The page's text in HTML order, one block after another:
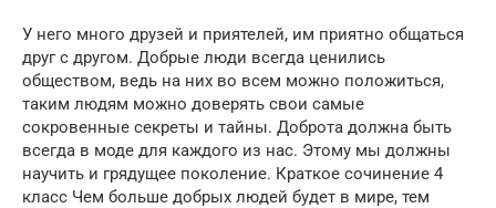
У него много друзей и приятелей, им приятно общаться
друг с другом. Добрые люди всегда ценились
обществом, ведь на них во всем можно положиться,
таким людям можно доверять свои самые
сокровенные секреты и тайны. Доброта должна быть
всегда в моде для каждого из нас. Этому мы должны
научить и грядущее поколение. Краткое сочинение 4
класс Чем больше добрых людей будет в мире, тем